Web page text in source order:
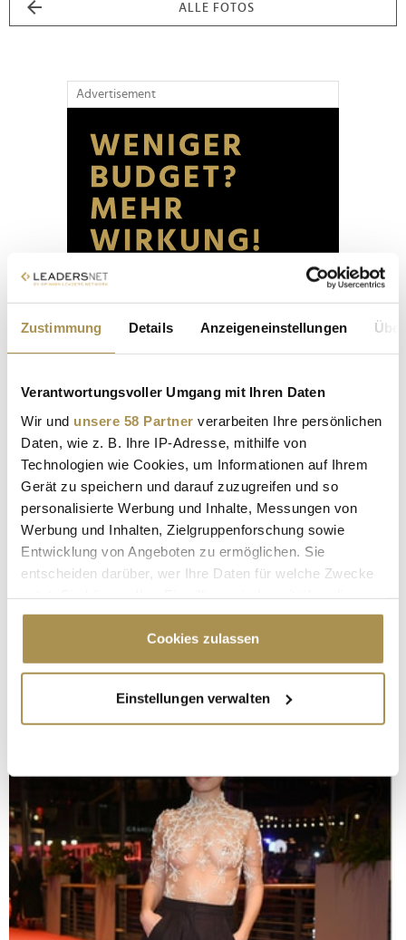
Zustimmung Details Anzeigeneinstellungen
Verantwortungsvoller Umgang mit Ihren Daten
Wir und unsere 58 Partner verarbeiten Ihre persönlichen
Daten, wie z. B. Ihre IP-Adresse, mithilfe von
Technologien wie Cookies, um Informationen auf Ihrem
Gerät zu speichern und darauf zuzugreifen und so
personalisierte Werbung und Inhalte, Messungen von
Werbung und Inhalten, Zielgruppenforschung sowie
Entwicklung von Angeboten zu ermöglichen. Sie
entscheiden darüber, wer Ihre Daten für welche Zwecke
Cookie-Erklärung oder durch Klicken auf das Privacy
Trigger Symbol ändern oder widerrufen
Informationen über Ihre geografische Lage
erfassen, welche bis auf einige Meter genau sein
bestimmten Merkmalen (Fingerprinting) identifizieren
Erfahren Sie mehr darüber, wie Ihre persönlichen Daten
verarbeitet werden, und legen Sie Ihre Präferenzen im
Abschnitt Einzelheitenfest.
Wir verwenden Cookies, um Inhalte und Anzeigen zu
personalisieren, Funktionen für soziale Medien anbieten
Cookies zulassen
Einstellungen verwalten
ALLE FOTOS
Advertisement